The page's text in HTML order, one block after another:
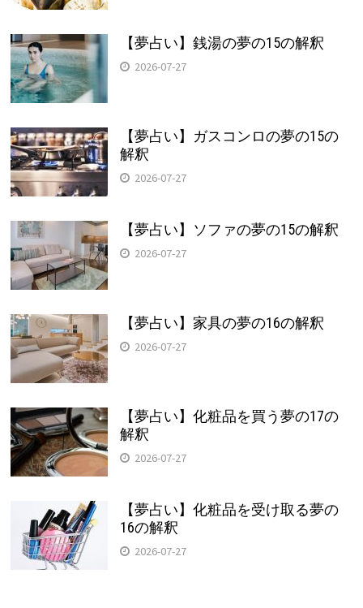
【夢占い】銭湯の夢の15の解釈
2026-07-27
【夢占い】ガスコンロの夢の15の
解釈
2026-07-27
【夢占い】ソファの夢の15の解釈
2026-07-27
【夢占い】家具の夢の16の解釈
2026-07-27
【夢占い】化粧品を買う夢の17の
解釈
2026-07-27
【夢占い】化粧品を受け取る夢の
16の解釈
2026-07-27